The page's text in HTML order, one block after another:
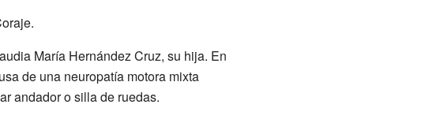
María Hernández Cruz, su hija. En
de una neuropatía motora mixta
andador o silla de ruedas.